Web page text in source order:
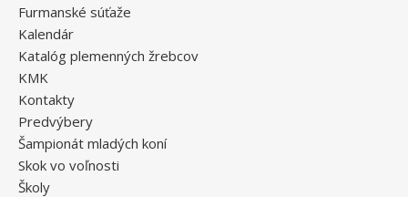
Furmanské súťaže
Kalendár
Katalóg plemenných žrebcov
KMK
Kontakty
Predvýbery
Šampionát mladých koní
Skok vo voľnosti
Školy